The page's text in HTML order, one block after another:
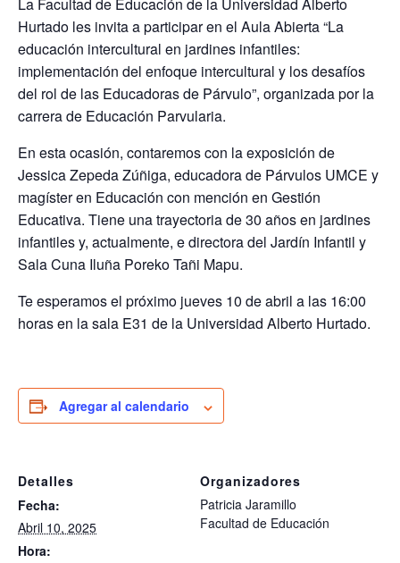
La Facultad de Educación de la Universidad Alberto
Hurtado les invita a participar en el Aula Abierta “La
educación intercultural en jardines infantiles:
implementación del enfoque intercultural y los desafíos
del rol de las Educadoras de Párvulo”, organizada por la
carrera de Educación Parvularia.
En esta ocasión, contaremos con la exposición de
Jessica Zepeda Zúñiga, educadora de Párvulos UMCE y
magíster en Educación con mención en Gestión
Educativa. Tiene una trayectoria de 30 años en jardines
infantiles y, actualmente, e directora del Jardín Infantil y
Sala Cuna Iluña Poreko Tañi Mapu.
Te esperamos el próximo jueves 10 de abril a las 16:00
horasen la sala E31 de la Universidad Alberto Hurtado.
Agregar al calendario
Detalles
Fecha:
Abril 10, 2025
Hora:
Organizadores
Patricia Jaramillo
Facultad de Educación